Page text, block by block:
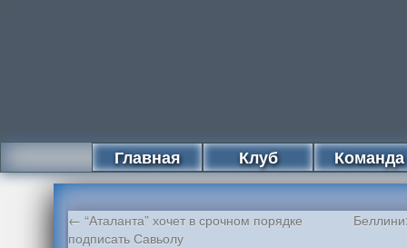
Главная Клуб Команда
← “Аталанта” хочет в срочном порядке
подписать Савьолу